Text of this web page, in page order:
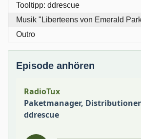
Tooltipp: ddrescue
Musik "Liberteens von Emerald
Outro
Episode anhören